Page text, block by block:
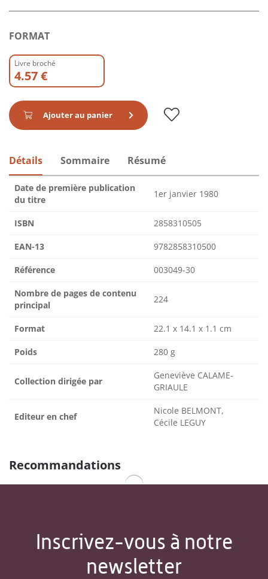
FORMAT
Livre broché
4.57 €
Ajouter au panier
Détails Sommaire Résumé
Date de première publication
du titre
1er janvier 1980
ISBN 2858310505
EAN-13 9782858310500
Référence 003049-30
Nombre de pages de contenu
principal
224
Format 22.1 x 14.1 x 1.1 cm
Poids 280 g
Collection dirigée par
Geneviève CALAME-
GRIAULE
Editeur en chef
Nicole BELMONT,
Cécile LEGUY
Recommandations
Inscrivez-vous à notre
newsletter